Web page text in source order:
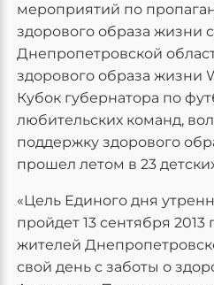
мероприятий по
здорового образа жизни
Днепропетровской
здорового образа жизни
Кубок губернатора по
любительских команд,
поддержку здорового
прошел летом в 23
«Цель Единого дня
пройдет 13 сентября 2013
жителей
свой день с заботы о